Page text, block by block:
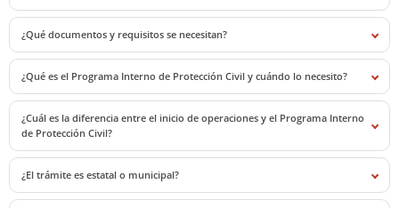
¿Qué documentos y requisitos se necesitan?
¿Qué es el Programa Interno de Protección Civil y cuándo lo necesito?
¿Cuál es la diferencia entre el inicio de operaciones y el Programa Interno
de Protección Civil?
¿El trámite es estatal o municipal?